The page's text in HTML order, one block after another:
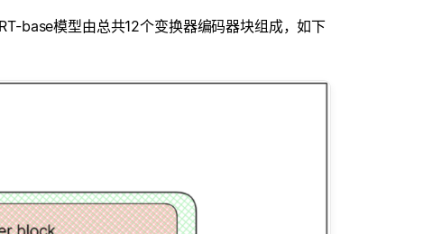
base模型由总共12个变换器编码器块组成，如下